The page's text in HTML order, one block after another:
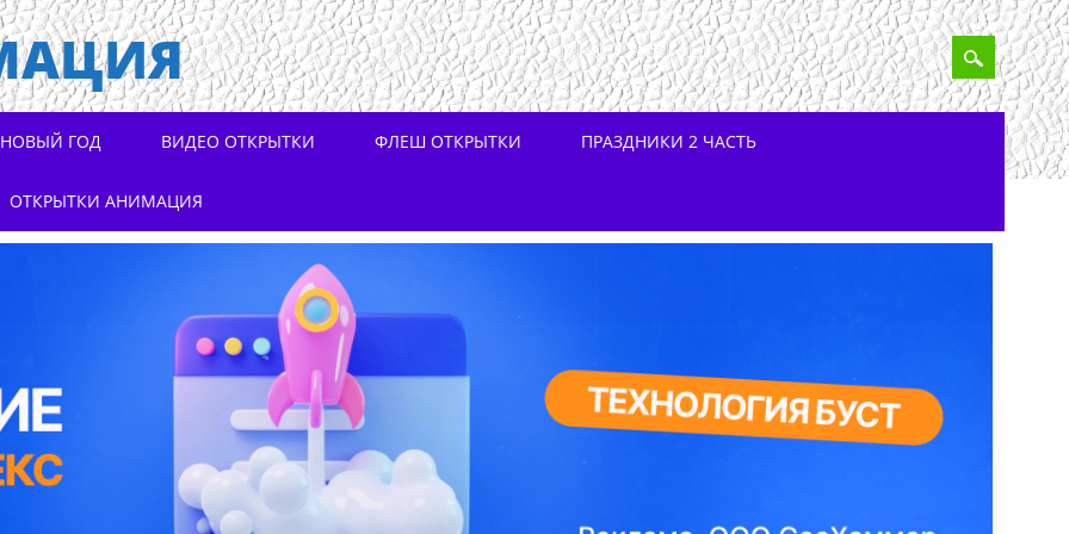
НОВЫЙ ГОД ВИДЕО ОТКРЫТКИ ФЛЕШ ОТКРЫТКИ ПРАЗДНИКИ 2 ЧАСТЬ
ОТКРЫТКИ АНИМАЦИЯ